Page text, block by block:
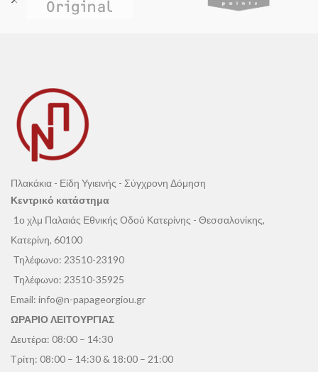
Πλακάκια - Είδη Υγιεινής - Σύγχρονη Δόμηση
Κεντρικό κατάστημα
1ο χλμ Παλαιάς Εθνικής Οδού Κατερίνης - Θεσσαλονίκης,
Κατερίνη, 60100
Τηλέφωνο: 23510-23190
Τηλέφωνο: 23510-35925
Email: info@n-papageorgiou.gr
ΩΡΑΡΙΟ ΛΕΙΤΟΥΡΓΙΑΣ
Δευτέρα: 08:00 – 14:30
Τρίτη: 08:00 – 14:30 & 18:00 – 21:00